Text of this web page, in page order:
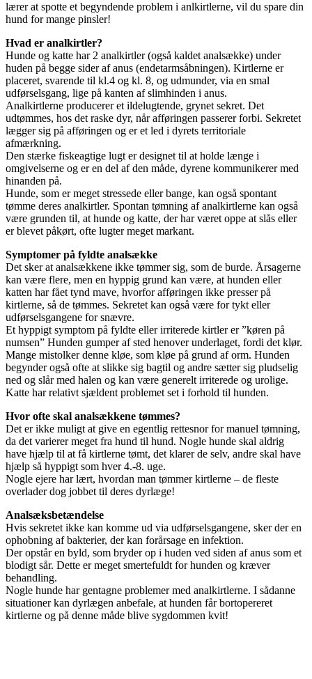
lærer at spotte et begyndende problem i anlkirtlerne, vil du spare din
hund for mange pinsler!
Hvad er analkirtler?
Hunde og katte har 2 analkirtler (også kaldet analsække) under
huden på begge sider af anus (endetarmsåbningen). Kirtlerne er
placeret, svarende til kl.4 og kl. 8, og udmunder, via en smal
udførselsgang, lige på kanten af slimhinden i anus.
Analkirtlerne producerer et ildelugtende, grynet sekret. Det
udtømmes, hos det raske dyr, når afføringen passerer forbi. Sekretet
lægger sig på afføringen og er et led i dyrets territoriale
afmærkning.
Den stærke fiskeagtige lugt er designet til at holde længe i
omgivelserne og er en del af den måde, dyrene kommunikerer med
hinanden på.
Hunde, som er meget stressede eller bange, kan også spontant
tømme deres analkirtler. Spontan tømning af analkirtlerne kan også
være grunden til, at hunde og katte, der har været oppe at slås eller
er blevet påkørt, ofte lugter meget markant.
Symptomer på fyldte analsække
Det sker at analsækkene ikke tømmer sig, som de burde. Årsagerne
kan være flere, men en hyppig grund kan være, at hunden eller
katten har fået tynd mave, hvorfor afføringen ikke presser på
kirtlerne, så de tømmes. Sekretet kan også være for tykt eller
udførselsgangene for snævre.
Et hyppigt symptom på fyldte eller irriterede kirtler er ”køren på
numsen” Hunden gumper af sted henover underlaget, fordi det klør.
Mange mistolker denne kløe, som kløe på grund af orm. Hunden
begynder også ofte at slikke sig bagtil og andre sætter sig pludselig
ned og slår med halen og kan være generelt irriterede og urolige.
Katte har relativt sjældent problemet set i forhold til hunden.
Hvor ofte skal analsækkene tømmes?
Det er ikke muligt at give en egentlig rettesnor for manuel tømning,
da det varierer meget fra hund til hund. Nogle hunde skal aldrig
have hjælp til at få kirtlerne tømt, det klarer de selv, andre skal have
hjælp så hyppigt som hver 4.-8. uge.
Nogle ejere har lært, hvordan man tømmer kirtlerne – de fleste
overlader dog jobbet til deres dyrlæge!
Analsæksbetændelse
Hvis sekretet ikke kan komme ud via udførselsgangene, sker der en
ophobning af bakterier, der kan forårsage en infektion.
Der opstår en byld, som bryder op i huden ved siden af anus som et
blodigt sår. Dette er meget smertefuldt for hunden og kræver
behandling.
Nogle hunde har gentagne problemer med analkirtlerne. I sådanne
situationer kan dyrlægen anbefale, at hunden får bortopereret
kirtlerne og på denne måde blive sygdommen kvit!